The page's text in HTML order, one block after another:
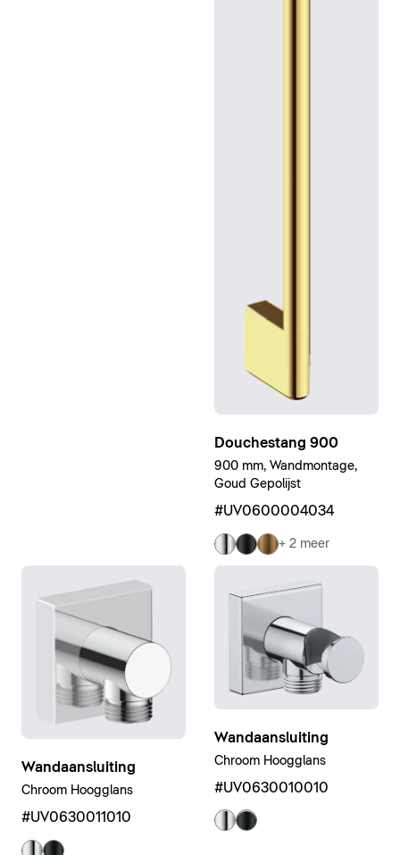
Douchestang 900
900 mm, Wandmontage,
Goud Gepolijst
#UV0600004034
+ 2 meer
Wandaansluiting
Chroom Hoogglans
#UV0630011010
Wandaansluiting
Chroom Hoogglans
#UV0630010010